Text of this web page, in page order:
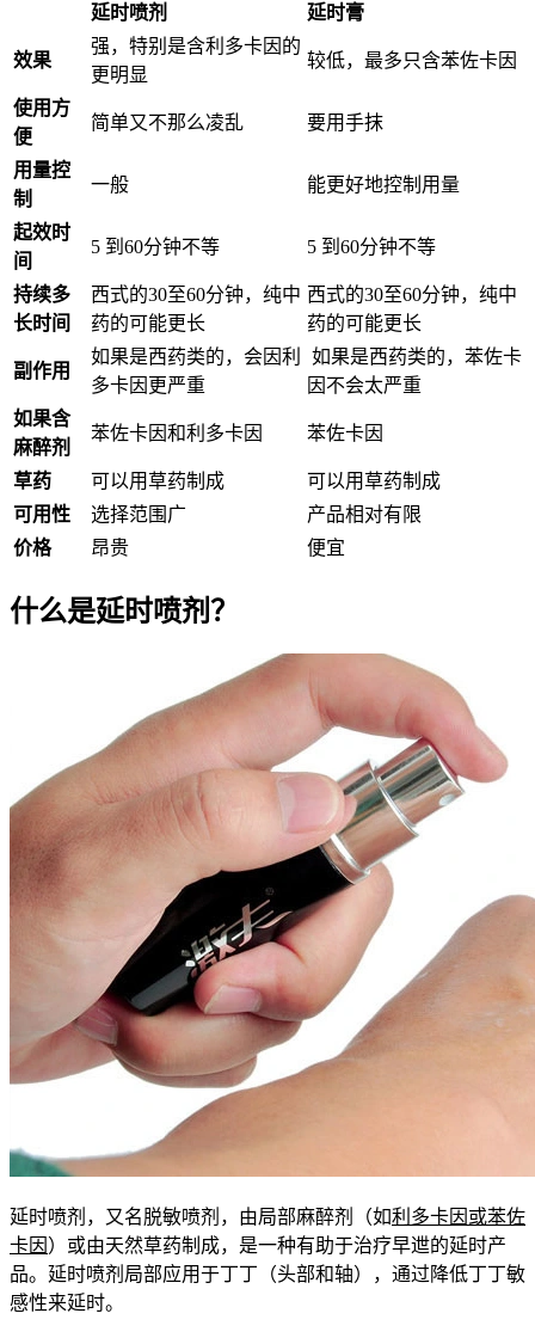
延时喷剂 延时膏
效果
强，特别是含利多卡因的
更明显
较低，最多只含苯佐卡因
使用方
便
简单又不那么凌乱 要用手抹
用量控
制
一般 能更好地控制用量
起效时
间
5 到60分钟不等 5 到60分钟不等
持续多
长时间
西式的30至60分钟，纯中
药的可能更长
西式的30至60分钟，纯中
药的可能更长
副作用
如果是西药类的，会因利
多卡因更严重
如果是西药类的，苯佐卡
因不会太严重
如果含
麻醉剂
苯佐卡因和利多卡因 苯佐卡因
草药 可以用草药制成
可以用草药制成
可用性
选择范围广
产品相对有限
价格
昂贵 便宜
什么是延时喷剂？
延时喷剂，又名脱敏喷剂，由局部麻醉剂（如利多卡因或苯佐
卡因 ）或由天然草药制成，是一种有助于治疗早迣的延时产
品。延时喷剂局部应用于丁丁（头部和轴），通过降低丁丁敏
感性来延时。